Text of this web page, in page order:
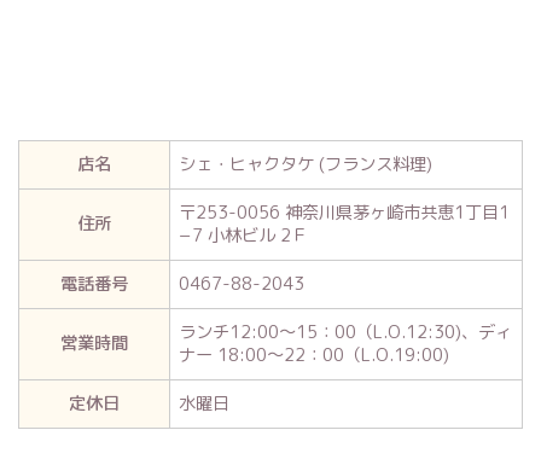
店名 シェ・ヒャクタケ (フランス料理)
住所
〒253-0056 神奈川県茅ヶ崎市共恵1丁目1
−7 小林ビル 2Ｆ
電話番号
0467-88-2043
営業時間
ランチ12:00～15：00（L.O.12:30)、ディ
ナー 18:00～22：00（L.O.19:00)
定休日
水曜日